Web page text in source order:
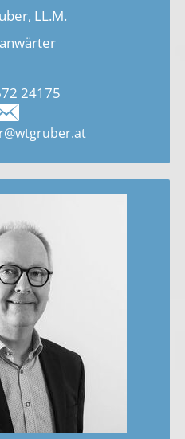
LL.M.
24175